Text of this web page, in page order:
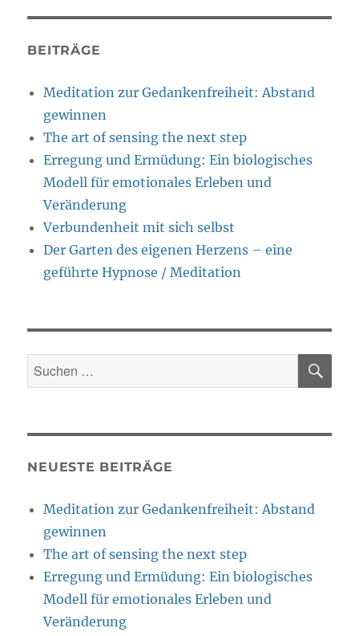
BEITRÄGE
Meditation zur Gedankenfreiheit: Abstand
gewinnen
The art of sensing the next step
Erregung und Ermüdung: Ein biologisches
Modell für emotionales Erleben und
Veränderung
Verbundenheit mit sich selbst
Der Garten des eigenen Herzens – eine
geführte Hypnose / Meditation
Suche
nach:
NEUESTE BEITRÄGE
Meditation zur Gedankenfreiheit: Abstand
gewinnen
The art of sensing the next step
Erregung und Ermüdung: Ein biologisches
Modell für emotionales Erleben und
Veränderung